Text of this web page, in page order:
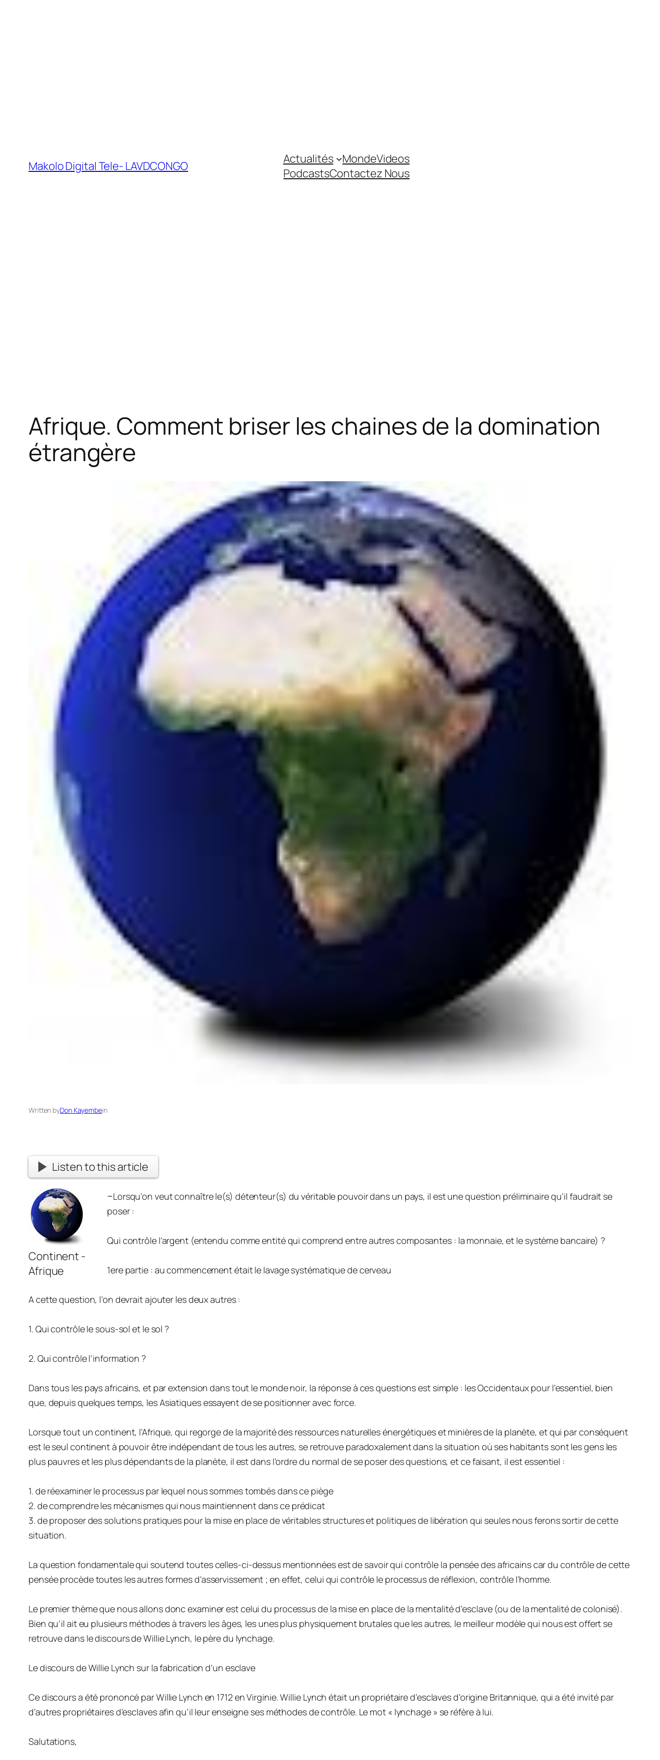
Makolo Digital Tele- LAVDCONGO Actualités MondeVideos
PodcastsContactez Nous
Afrique. Comment briser les chaines de la domination
étrangère
Written byDon Kayembein
Listen to this article
Continent -
Afrique
–Lorsqu’on veut connaître le(s) détenteur(s) du véritable pouvoir dans un pays, il est une question préliminaire qu’il faudrait se
poser :
Qui contrôle l’argent (entendu comme entité qui comprend entre autres composantes : la monnaie, et le système bancaire) ?
1ere partie : au commencement était le lavage systématique de cerveau
A cette question, l’on devrait ajouter les deux autres :
1. Qui contrôle le sous-sol et le sol ?
2. Qui contrôle l’information ?
Dans tous les pays africains, et par extension dans tout le monde noir, la réponse à ces questions est simple : les Occidentaux pour l’essentiel, bien
que, depuis quelques temps, les Asiatiques essayent de se positionner avec force.
Lorsque tout un continent, l’Afrique, qui regorge de la majorité des ressources naturelles énergétiques et minières de la planète, et qui par conséquent
est le seul continent à pouvoir être indépendant de tous les autres, se retrouve paradoxalement dans la situation où ses habitants sont les gens les
plus pauvres et les plus dépendants de la planète, il est dans l’ordre du normal de se poser des questions, et ce faisant, il est essentiel :
1. de réexaminer le processus par lequel nous sommes tombés dans ce piège
2. de comprendre les mécanismes qui nous maintiennent dans ce prédicat
3. de proposer des solutions pratiques pour la mise en place de véritables structures et politiques de libération qui seules nous ferons sortir de cette
situation.
La question fondamentale qui soutend toutes celles-ci-dessus mentionnées est de savoir qui contrôle la pensée des africains car du contrôle de cette
pensée procède toutes les autres formes d’asservissement ; en effet, celui qui contrôle le processus de réflexion, contrôle l’homme.
Le premier thème que nous allons donc examiner est celui du processus de la mise en place de la mentalité d’esclave (ou de la mentalité de colonisé).
Bien qu’il ait eu plusieurs méthodes à travers les âges, les unes plus physiquement brutales que les autres, le meilleur modèle qui nous est offert se
retrouve dans le discours de Willie Lynch, le père du lynchage.
Le discours de Willie Lynch sur la fabrication d’un esclave
Ce discours a été prononcé par Willie Lynch en 1712 en Virginie. Willie Lynch était un propriétaire d’esclaves d’origine Britannique, qui a été invité par
d’autres propriétaires d’esclaves afin qu’il leur enseigne ses méthodes de contrôle. Le mot « lynchage » se réfère à lui.
Salutations,